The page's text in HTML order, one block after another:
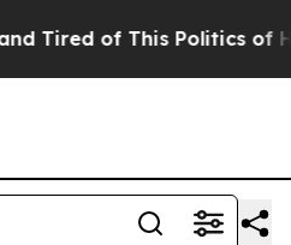
of This Politics of